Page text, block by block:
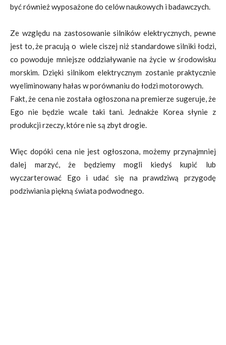
być również wyposażone do celów naukowych i badawczych.
Ze względu na zastosowanie silników elektrycznych, pewne
jest to, że pracują o wiele ciszej niż standardowe silniki łodzi,
co powoduje mniejsze oddziaływanie na życie w środowisku
morskim. Dzięki silnikom elektrycznym zostanie praktycznie
wyeliminowany hałas w porównaniu do łodzi motorowych.
Fakt, że cena nie została ogłoszona na premierze sugeruje, że
Ego nie będzie wcale taki tani. Jednakże Korea słynie z
produkcji rzeczy, które nie są zbyt drogie.
Więc dopóki cena nie jest ogłoszona, możemy przynajmniej
dalej marzyć, że będziemy mogli kiedyś kupić lub
wyczarterować Ego i udać się na prawdziwą przygodę
podziwiania piękną świata podwodnego.